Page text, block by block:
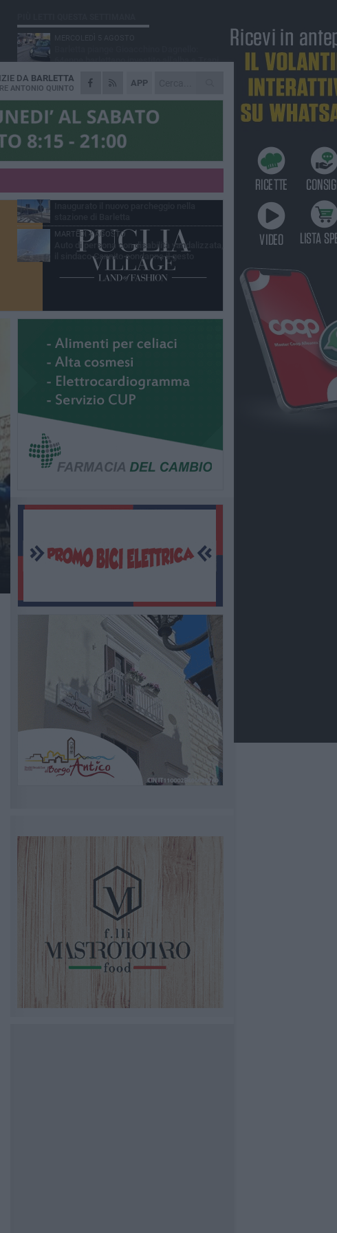
APP
DA BARLETTA
ANTONIO QUINTO
64enne barlettano investito all'alba a Trani
GIOVEDÌ 6 AGOSTO
Il ricordo di "Cecco", il benzinaio col
sorriso: «Contava i giorni che lo
separavano dalla pensione»
MERCOLEDÌ 5 AGOSTO
sopralluogo nell'area dell'evento
Beni confiscati alla mafia. Nasce il servizio
VENERDÌ 31 LUGLIO
MARTEDÌ 4 AGOSTO
Auto di persona con disabilità vandalizzata,
il sindaco Cannito condanna il gesto